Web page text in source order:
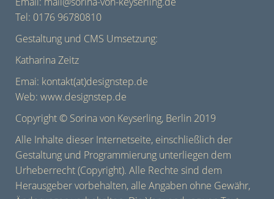
Tel: 0176 96780810
Gestaltung und CMS Umsetzung:
Katharina Zeitz
Emai: kontakt(at)designstep.de
Web: www.designstep.de
Copyright © Sorina von Keyserling, Berlin 2019
Alle Inhalte dieser Internetseite, einschließlich der
Gestaltung und Programmierung unterliegen dem
Urheberrecht (Copyright). Alle Rechte sind dem
Herausgeber vorbehalten, alle Angaben ohne Gewähr,